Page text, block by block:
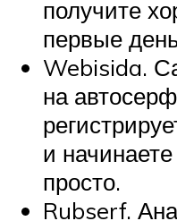
получите
первые
Webisida.
на
и
просто.
Rubserf.